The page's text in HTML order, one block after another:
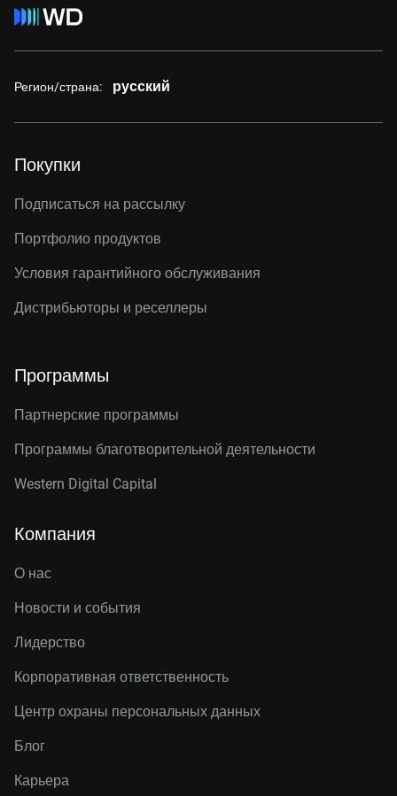
Регион/страна: русский
Покупки
Подписаться на рассылку
Портфолио продуктов
Условия гарантийного обслуживания
Дистрибьюторы и реселлеры
Программы
Партнерские программы
Программы благотворительной деятельности
Western Digital Capital
Компания
О нас
Новости и события
Лидерство
Корпоративная ответственность
Центр охраны персональных данных
Блог
Карьера